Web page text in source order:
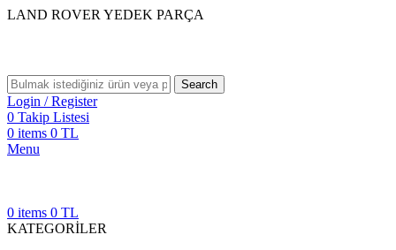
LAND ROVER YEDEK PARÇA
Search
Login / Register
0 Takip Listesi
0 items 0 TL
Menu
0 items 0 TL
KATEGORİLER